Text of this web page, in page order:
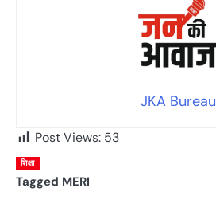
JKA Bureau
Post Views: 53
शिक्षा
Tagged MERI